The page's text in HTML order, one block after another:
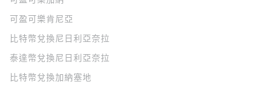
可盈可樂肯尼亞
比特幣兌換尼日利亞奈拉
泰達幣兌換尼日利亞奈拉
比特幣兌換加納塞地